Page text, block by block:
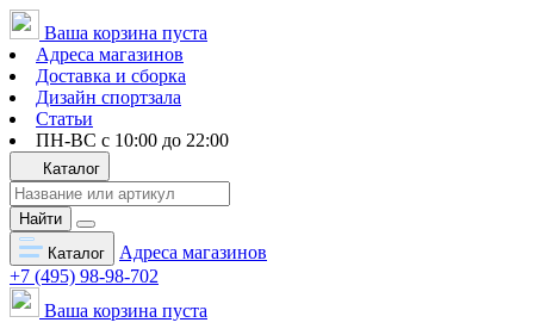
Ваша корзина пуста
Адреса магазинов
Доставка и сборка
Дизайн спортзала
Статьи
ПН-ВС с 10:00 до 22:00
Каталог
Найти
Каталог
Адреса магазинов
+7 (495) 98-98-702
Ваша корзина пуста